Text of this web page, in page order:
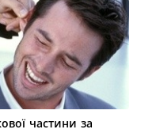
частини за